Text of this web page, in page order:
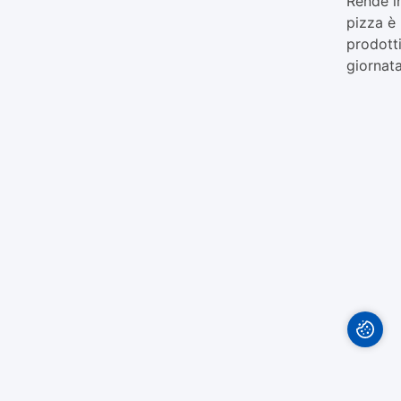
pizza è